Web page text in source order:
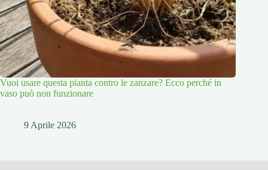
Vuoi usare questa pianta contro le zanzare? Ecco perché in
vaso può non funzionare
9 Aprile 2026